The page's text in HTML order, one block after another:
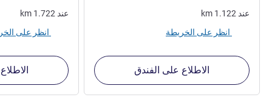
عند
km 1.122
الاطلاع على الفندق
عند
km 1.722